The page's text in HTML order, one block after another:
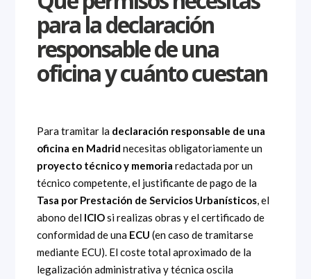
para la declaración
responsable de una
oficina y cuánto cuestan
Para tramitar la declaración responsable de una
oficina en Madrid necesitas obligatoriamente un
proyecto técnico y memoriaredactada por un
técnico competente, el justificante de pago de la
Tasa por Prestación de Servicios Urbanísticos, el
abono del ICIOsi realizas obras y el certificado de
conformidad de una ECU (en caso de tramitarse
mediante ECU). El coste total aproximado de la
legalización administrativa y técnica oscila